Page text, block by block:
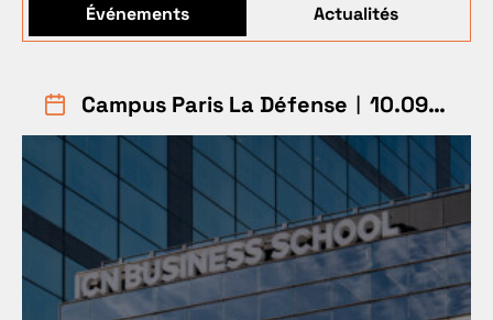
Événements Actualités
Campus Paris La Défense ︱10.09.26